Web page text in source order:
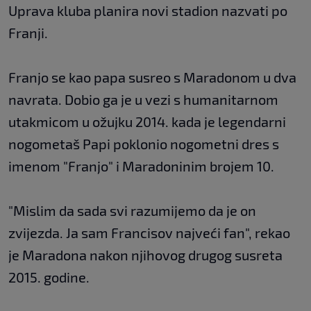
Uprava kluba planira novi stadion nazvati po
Franji.
Franjo se kao papa susreo s Maradonom u dva
navrata. Dobio ga je u vezi s humanitarnom
utakmicom u ožujku 2014. kada je legendarni
nogometaš Papi poklonio nogometni dres s
imenom "Franjo" i Maradoninim brojem 10.
"Mislim da sada svi razumijemo da je on
zvijezda. Ja sam Francisov najveći fan", rekao
je Maradona nakon njihovog drugog susreta
2015. godine.